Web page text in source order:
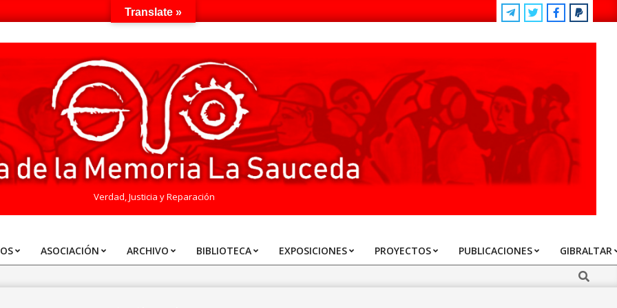
Verdad, Justicia y Reparación
ASOCIACIÓN ARCHIVO BIBLIOTECA EXPOSICIONES PROYECTOS PUBLICACIONES GIBRALTAR
Search
Translate »